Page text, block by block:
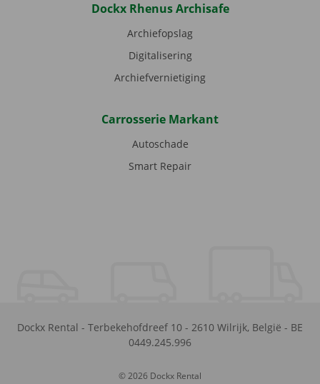
Dockx Rhenus Archisafe
Archiefopslag
Digitalisering
Archiefvernietiging
Carrosserie Markant
Autoschade
Smart Repair
Dockx Rental - Terbekehofdreef 10 - 2610 Wilrijk, België - BE
0449.245.996
© 2026 Dockx Rental